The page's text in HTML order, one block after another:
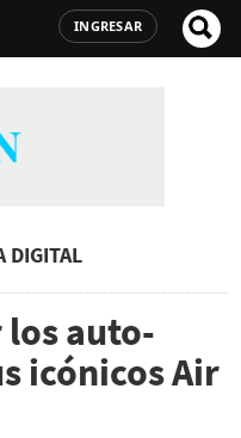
INGRESAR
DIGITAL
los auto-
icónicos Air